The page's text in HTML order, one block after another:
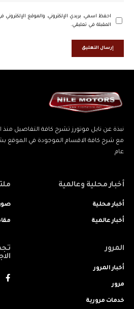
احفظ اسمي، بريدي الإلكتروني، والموقع
المقبلة في تعليقي.
نبذة عن نايل موتورز تشرح كافة التفاصيل منذ
مع شرح كافة الاقسام الموجودة في الموقع
عام
أخبار محلية وعالمية
أخبار محلية
أخبار عالمية
المرور
أخبار المرور
مرور
خدمات مرورية